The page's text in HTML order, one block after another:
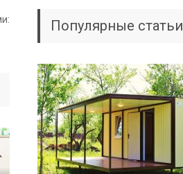
Популярные статьи